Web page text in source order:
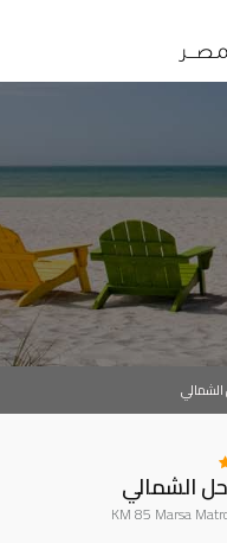
الشمالي
KM 85 Marsa